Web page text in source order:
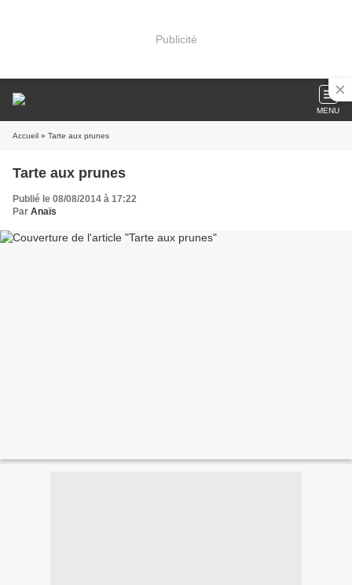
Publicité
MENU
Accueil » Tarte aux prunes
Tarte aux prunes
Publié le 08/08/2014 à 17:22
Par Anaïs